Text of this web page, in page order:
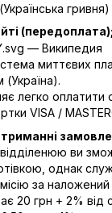
гривня)
(передоплата);
миттєвих
легко оплатити
VISA /
ви
однак
за
20 грн + 2% від